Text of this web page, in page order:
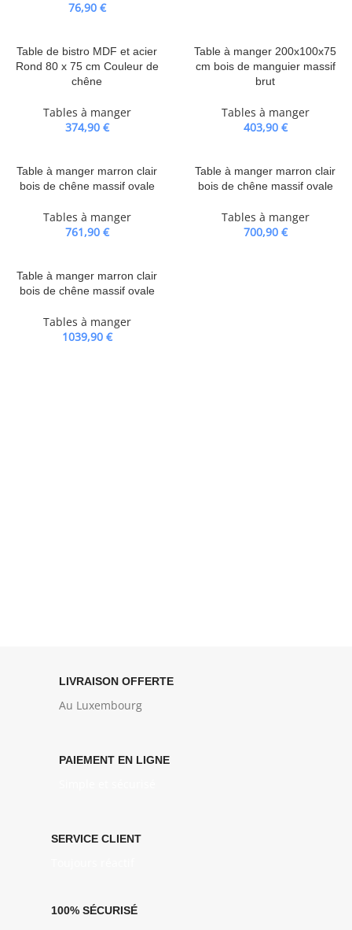
76,90 €
Table de bistro MDF et acier
Rond 80 x 75 cm Couleur de
chêne
Tables à manger
374,90 €
Table à manger 200x100x75
cm bois de manguier massif
brut
Tables à manger
403,90 €
Table à manger marron clair
bois de chêne massif ovale
Tables à manger
761,90 €
Table à manger marron clair
bois de chêne massif ovale
Tables à manger
700,90 €
Table à manger marron clair
bois de chêne massif ovale
Tables à manger
1039,90 €
LIVRAISON OFFERTE
Au Luxembourg
PAIEMENT EN LIGNE
SERVICE CLIENT
100% SÉCURISÉ